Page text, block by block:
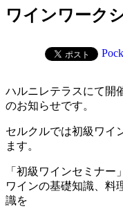
ワインワーク
ハルニレテラスにて開
のお知らせです。
セルクルでは初級ワイ
ます。
「初級ワインセミナー」
ワインの基礎知識、料
識を